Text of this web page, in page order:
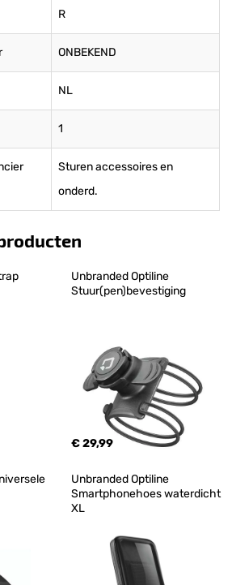
R
ONBEKEND
NL
1
Sturen accessoires en
onderd.
Unbranded Optiline
Stuur(pen)bevestiging
€ 29,99
Unbranded Optiline
Smartphonehoes waterdicht
XL